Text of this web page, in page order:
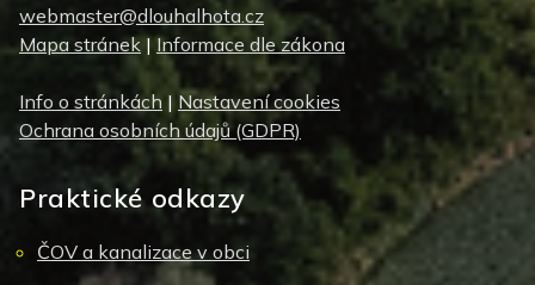
webmaster@dlouhalhota.cz
Mapa stránek |Informace dle zákona
Info o stránkách | Nastavení cookies
Ochrana osobních údajů (GDPR)
Praktické odkazy
ČOV a kanalizace v obci